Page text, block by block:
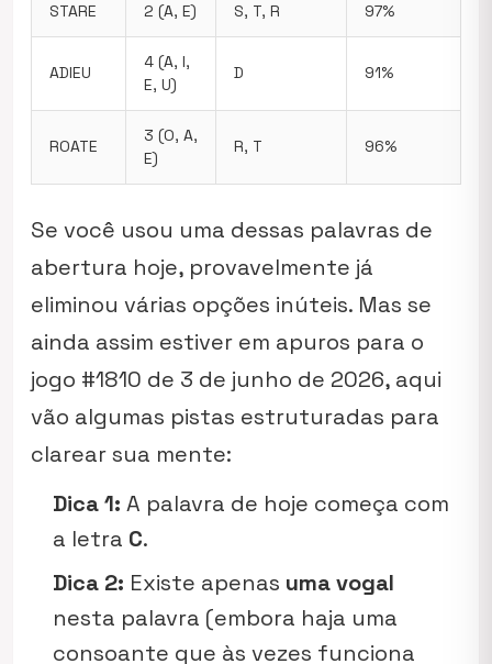
STARE 2 (A, E) S, T, R 97%
ADIEU
4 (A, I,
E, U)
D 91%
ROATE
3 (O, A,
E)
R, T 96%
Se você usou uma dessas palavras de
abertura hoje, provavelmente já
eliminou várias opções inúteis. Mas se
ainda assim estiver em apuros para o
jogo #1810 de 3 de junho de 2026, aqui
vão algumas pistas estruturadas para
clarear sua mente:
Dica 1: A palavra de hoje começa com
a letra C.
Dica 2: Existe apenas uma vogal
nesta palavra (embora haja uma
consoante que às vezes funciona